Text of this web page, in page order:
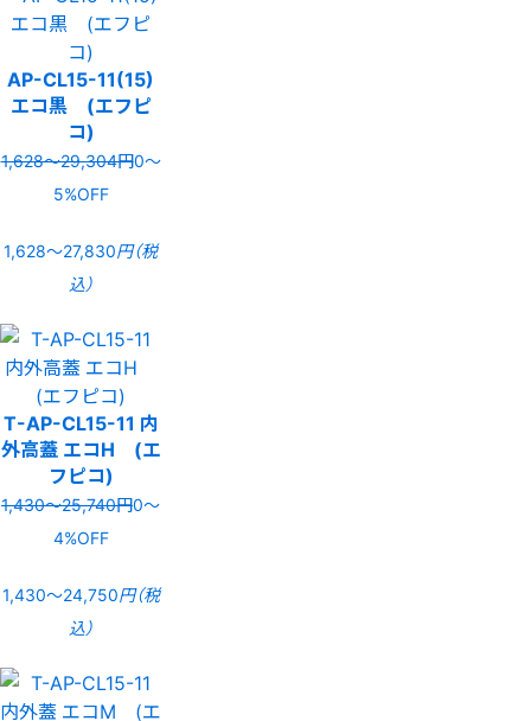
AP-CL15-11(15)
エコ黒 (エフピ
コ)
1,628〜29,304円0〜
5%OFF
1,628〜27,830円（税
込）
T-AP-CL15-11 内
外高蓋 エコH (エ
フピコ)
1,430〜25,740円0〜
4%OFF
1,430〜24,750円（税
込）